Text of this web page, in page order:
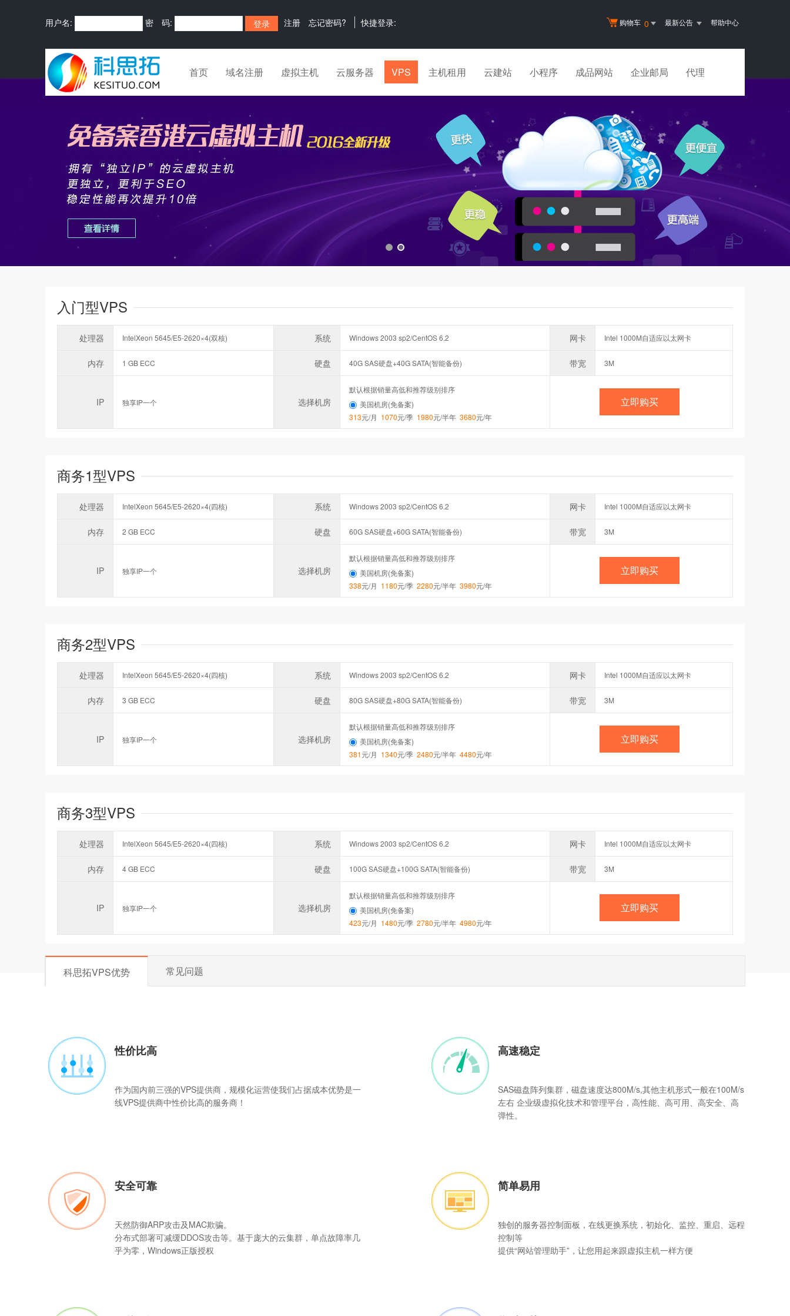
购物车 0 最新公告 帮助中心
用户名: 密 码: 注册 忘记密码? 快捷登录:
首页 域名注册 虚拟主机 云服务器 VPS 主机租用 云建站 小程序 成品网站 企业邮局 代理
入门型VPS
处理器 IntelXeon 5645/E5-2620×4(双核) 系统 Windows 2003 sp2/CentOS 6.2 网卡 Intel 1000M自适应以太网卡
内存 1 GB ECC 硬盘 40G SAS硬盘+40G SATA(智能备份) 带宽 3M
IP 独享IP一个 选择机房
默认根据销量高低和推荐级别排序
美国机房(免备案)
313元/月 1070元/季 1980元/半年 3680元/年
立即购买
商务1型VPS
处理器 IntelXeon 5645/E5-2620×4(四核) 系统 Windows 2003 sp2/CentOS 6.2 网卡 Intel 1000M自适应以太网卡
内存 2 GB ECC 硬盘 60G SAS硬盘+60G SATA(智能备份) 带宽 3M
IP 独享IP一个 选择机房
默认根据销量高低和推荐级别排序
美国机房(免备案)
338元/月 1180元/季 2280元/半年 3980元/年
立即购买
商务2型VPS
处理器 IntelXeon 5645/E5-2620×4(四核) 系统 Windows 2003 sp2/CentOS 6.2 网卡 Intel 1000M自适应以太网卡
内存 3 GB ECC 硬盘 80G SAS硬盘+80G SATA(智能备份) 带宽 3M
IP 独享IP一个 选择机房
默认根据销量高低和推荐级别排序
美国机房(免备案)
381元/月 1340元/季 2480元/半年 4480元/年
立即购买
商务3型VPS
处理器 IntelXeon 5645/E5-2620×4(四核) 系统 Windows 2003 sp2/CentOS 6.2 网卡 Intel 1000M自适应以太网卡
内存 4 GB ECC 硬盘 100G SAS硬盘+100G SATA(智能备份) 带宽 3M
IP 独享IP一个 选择机房
默认根据销量高低和推荐级别排序
美国机房(免备案)
423元/月 1480元/季 2780元/半年 4980元/年
立即购买
科思拓VPS优势 常见问题
性价比高
作为国内前三强的VPS提供商，规模化运营使我们占据成本优势是一
线VPS提供商中性价比高的服务商！
高速稳定
SAS磁盘阵列集群，磁盘速度达800M/s,其他主机形式一般在100M/s
左右 企业级虚拟化技术和管理平台，高性能、高可用、高安全、高
弹性。
安全可靠
天然防御ARP攻击及MAC欺骗。
分布式部署可减缓DDOS攻击等。基于庞大的云集群，单点故障率几
乎为零，Windows正版授权
简单易用
独创的服务器控制面板，在线更换系统，初始化、监控、重启、远程
控制等
提供“网站管理助手”，让您用起来跟虚拟主机一样方便